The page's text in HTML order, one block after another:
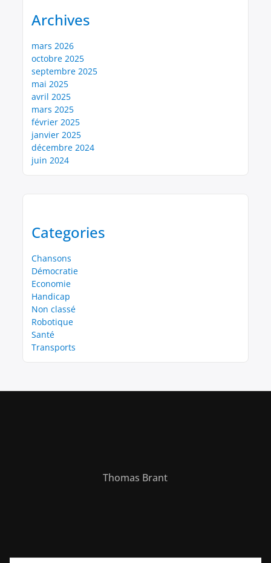
Archives
mars 2026
octobre 2025
septembre 2025
mai 2025
avril 2025
mars 2025
février 2025
janvier 2025
décembre 2024
juin 2024
Categories
Chansons
Démocratie
Economie
Handicap
Non classé
Robotique
Santé
Transports
Thomas Brant